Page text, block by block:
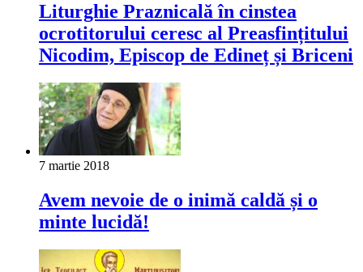
Liturghie Praznicală în cinstea
ocrotitorului ceresc al Preasfințitului
Nicodim, Episcop de Edineț și Briceni
7 martie 2018
Avem nevoie de o inimă caldă și o
minte lucidă!